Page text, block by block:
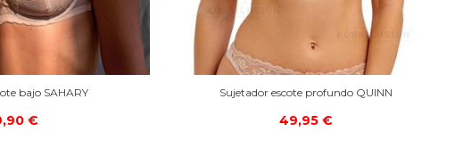
bajo SAHARY
€
Sujetador escote profundo QUINN
49,95 €